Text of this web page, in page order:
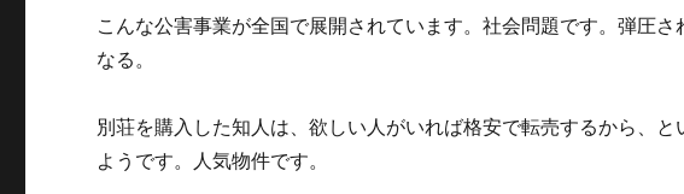
こんな公害事業が全国で展開されています。社会問題です。弾圧
なる。
別荘を購入した知人は、欲しい人がいれば格安で転売するから、
ようです。人気物件です。